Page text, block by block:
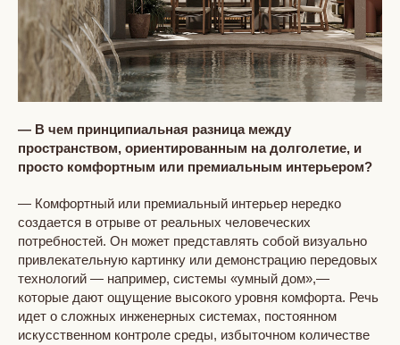
— В чем принципиальная разница между
пространством, ориентированным на долголетие, и
просто комфортным или премиальным интерьером?
— Комфортный или премиальный интерьер нередко
создается в отрыве от реальных человеческих
потребностей. Он может представлять собой визуально
привлекательную картинку или демонстрацию передовых
технологий — например, системы «умный дом»,—
которые дают ощущение высокого уровня комфорта. Речь
идет о сложных инженерных системах, постоянном
искусственном контроле среды, избыточном количестве